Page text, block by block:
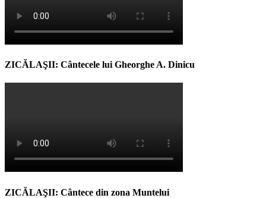
ZICĂLAŞII: Cântecele lui Gheorghe A. Dinicu
ZICĂLAŞII: Cântece din zona Muntelui